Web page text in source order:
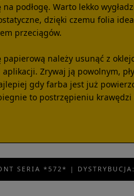
podłogę. Warto lekko
dzięki czemu folia
przeciągów.
papierową należy usunąć z
Zrywaj ją powolnym,
gdy farba jest już
to postrzępieniu krawędzi
SERIA *572* |